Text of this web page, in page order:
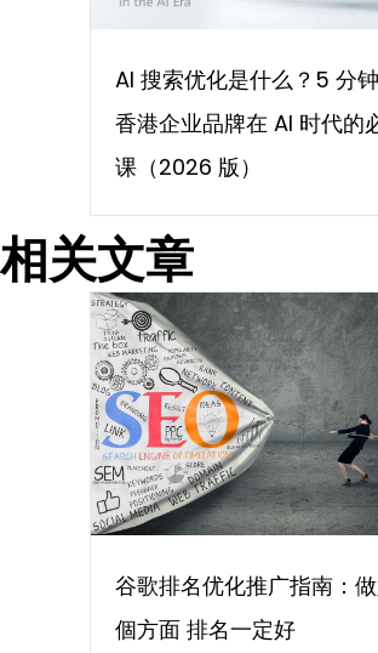
AI 搜索优化是什么？5 分
香港企业品牌在 AI 时代的
课（2026 版）
相关文章
谷歌排名优化推广指南：
個方面 排名一定好